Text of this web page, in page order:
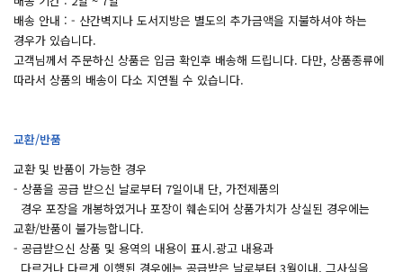
배송 안내 : - 산간벽지나 도서지방은 별도의 추가금액을 지불하셔야 하는
경우가 있습니다.
고객님께서 주문하신 상품은 입금 확인후 배송해 드립니다. 다만, 상품종류에
따라서 상품의 배송이 다소 지연될 수 있습니다.
교환/반품
교환 및 반품이 가능한 경우
- 상품을 공급 받으신 날로부터 7일이내 단, 가전제품의
경우 포장을 개봉하였거나 포장이 훼손되어 상품가치가 상실된 경우에는
교환/반품이 불가능합니다.
- 공급받으신 상품 및 용역의 내용이 표시.광고 내용과
다르거나 다르게 이행된 경우에는 공급받은 날로부터 3월이내, 그사실을